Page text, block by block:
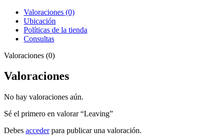
Valoraciones (0)
Ubicación
Políticas de la tienda
Consultas
Valoraciones (0)
Valoraciones
No hay valoraciones aún.
Sé el primero en valorar “Leaving”
Debes accederpara publicar una valoración.